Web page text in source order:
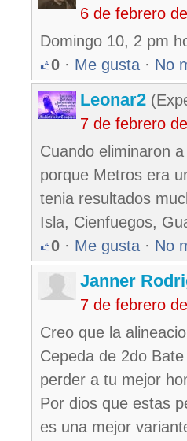
6 de febrero
Domingo 10, 2 pm
0 · Me gusta · No
Leonar2
7 de febrero
Cuando eliminaron
porque Metros era
tenia resultados
Isla, Cienfuegos,
0 · Me gusta · No
Janner
7 de febrero
Creo que la
Cepeda de 2do
perder a tu mejor
Por dios que estas
es una mejor